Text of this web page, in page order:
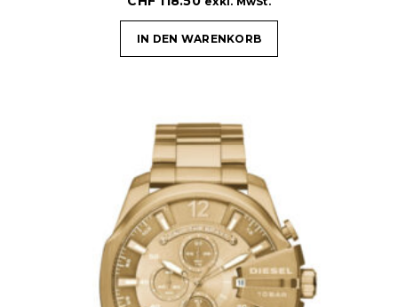
IN DEN WARENKORB